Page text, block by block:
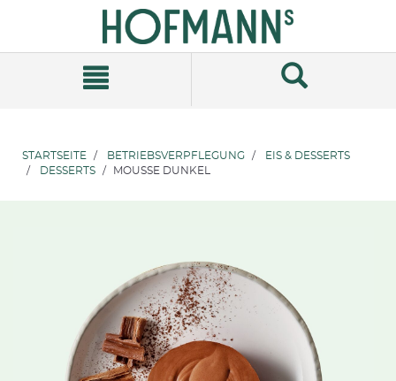
Navigationsmenü
STARTSEITE BETRIEBSVERPFLEGUNG
EIS & DESSERTS
DESSERTS
MOUSSE DUNKEL